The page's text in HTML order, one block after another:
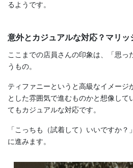
るようです。
意外とカジュアルな対応？マリ
ここまでの店員さんの印象は、「思っ
うもの。
ティファニーというと高級なイメージ
とした雰囲気で進むものかと想像して
てもカジュアルな対応です。
「こっちも（試着して）いいですか
に進みます。